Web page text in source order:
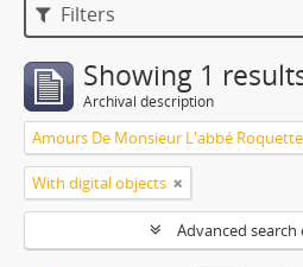
Filters
Showing 1
Archival description
With digital objects
Advanced